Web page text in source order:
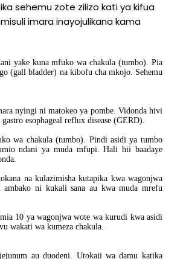
sehemu zote zilizo kati ya kifua
imara inayojulikana kama
yake kuna mfuko wa chakula (tumbo). Pia
(gall bladder) na kibofu cha mkojo. Sehemu
nyingi ni matokeo ya pombe. Vidonda hivi
esophageal reflux disease (GERD).
wa chakula (tumbo). Pindi asidi ya tumbo
ndani ya muda mfupi. Hali hii baadaye
na kulazimisha kutapika kwa wagonjwa
ni kukali sana au kwa muda mrefu
10 ya wagonjwa wote wa kurudi kwa asidi
wakati wa kumeza chakula.
au duodeni. Utokaji wa damu katika